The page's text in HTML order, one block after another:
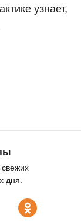
узнает,
свежих
дня.